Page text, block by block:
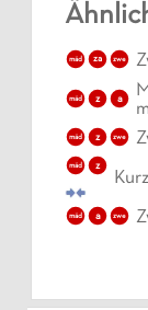
mäd za zwe
mäd z a
mäd z zwe
mäd z
mäd a zwe